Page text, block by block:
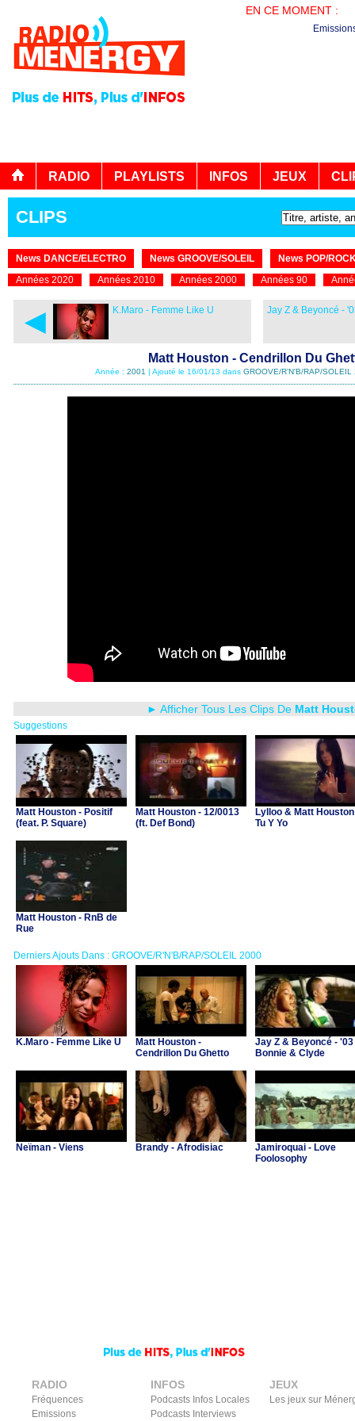
EN CE MOMENT :
RADIO PLAYLISTS INFOS JEUX
CLIPS
News DANCE/ELECTRO News GROOVE/SOLEIL
News POP/
Années 2020
Années 2010 Années 2000 Années 90
◄ K.Maro - Femme Like U Jay Z & Beyoncé -
Matt Houston - Cendrillon Du
Année : 2001 | Ajouté le 16/01/13 dans GROOVE/R'N'B/RAP/SOLEIL
► Afficher Tous Les Clips De Matt
Suggestions
Matt Houston - Positif
(feat. P. Square)
Matt Houston - 12/0013
(ft. Def Bond)
Lylloo & Matt
Tu Y Yo
Matt Houston - RnB de
Rue
Derniers Ajouts Dans : GROOVE/R'N'B/RAP/SOLEIL 2000
K.Maro - Femme Like U
Matt Houston -
Cendrillon Du Ghetto
Jay Z & Beyoncé - '03
Bonnie & Clyde
Neïman - Viens Brandy - Afrodisiac
Jamiroquai - Love
Foolosophy
RADIO
Fréquences
Emissions
INFOS
Podcasts Infos Locales
Podcasts Interviews
JEUX
Les jeux sur